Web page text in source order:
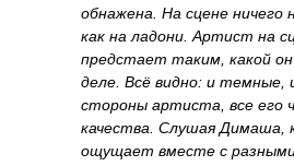
обнажена. На сцене ничего
как на ладони. Артист на
предстает таким, какой
деле. Всё видно: и темные,
стороны артиста, все его
качества. Слушая Димаша,
ощущает вместе с